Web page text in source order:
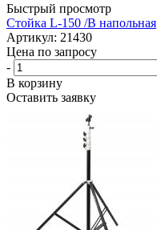
Быстрый просмотр
Стойка L-150 /B напольная
Артикул: 21430
Цена по запросу
-
В корзину
Оставить заявку